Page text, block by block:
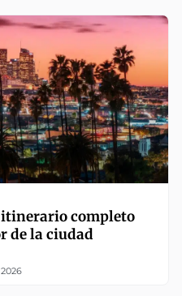
itinerario completo
de la ciudad